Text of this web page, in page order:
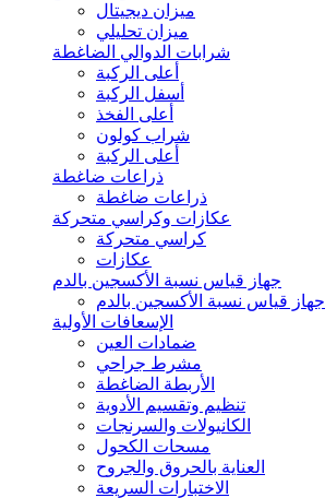
ميزان ديجيتال
ميزان تحليلي
شرابات الدوالي الضاغطة
أعلى الركبة
أسفل الركبة
أعلى الفخذ
شراب كولون
أعلى الركبة
ذراعات ضاغطة
ذراعات ضاغطة
عكازات وكراسي متحركة
كراسي متحركة
عكازات
جهاز قياس نسبة الأكسجين بالدم
جهاز قياس نسبة الأكسجين بالدم
الإسعافات الأولية
ضمادات العين
مشرط جراحي
الأربطة الضاغطة
تنظيم وتقسيم الأدوية
الكانيولات والسرنجات
مسحات الكحول
العناية بالحروق والجروح
الاختبارات السريعة